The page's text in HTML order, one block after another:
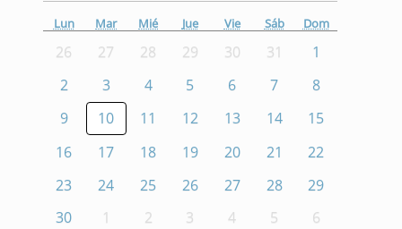
Lun Mar Mié Jue Vie Sáb Dom
26 27 28 29 30 31
1
2
3 4 5 6 7
8
9
10 11 12 13 14
15
16
17 18 19 20 21
22
23
24 25 26 27 28
29
30
1 2 3 4 5 6